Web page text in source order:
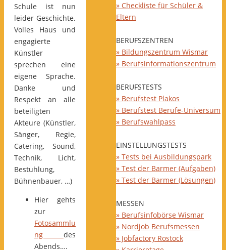
Schule ist nun
leider Geschichte.
Volles Haus und
engagierte
Künstler
sprechen eine
eigene Sprache.
Danke und
Respekt an alle
beteiligten
Akteure (Künstler,
Sänger, Regie,
Catering, Sound,
Technik, Licht,
Bestuhlung,
Bühnenbauer, …)
Hier gehts
zur
Fotosammlu
ng des
Abends….
» Checkliste für Schüler &
Eltern
BERUFSZENTREN
» Bildungszentrum Wismar
» Berufsinformationszentrum
BERUFSTESTS
» Berufstest Plakos
» Berufstest Berufe-Universum
» Berufswahlpass
EINSTELLUNGSTESTS
» Tests bei Ausbildungspark
» Test der Barmer (Aufgaben)
» Test der Barmer (Lösungen)
MESSEN
» Berufsinfobörse Wismar
» Nordjob Berufsmessen
» Jobfactory Rostock